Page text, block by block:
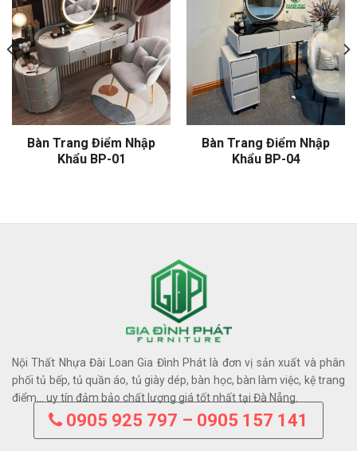
Bàn Trang Điểm Nhập
Khẩu BP-01
Bàn Trang Điểm Nhập
Khẩu BP-04
Nội Thất Nhựa Đài Loan Gia Đình Phát là đơn vị sản xuất và phân
phối tủ bếp, tủ quần áo, tủ giày dép, bàn học, bàn làm việc, kệ trang
điểm… uy tín đảm bảo chất lượng giá tốt nhất tại Đà Nẵng.
0905 925 797 – 0905 157 141